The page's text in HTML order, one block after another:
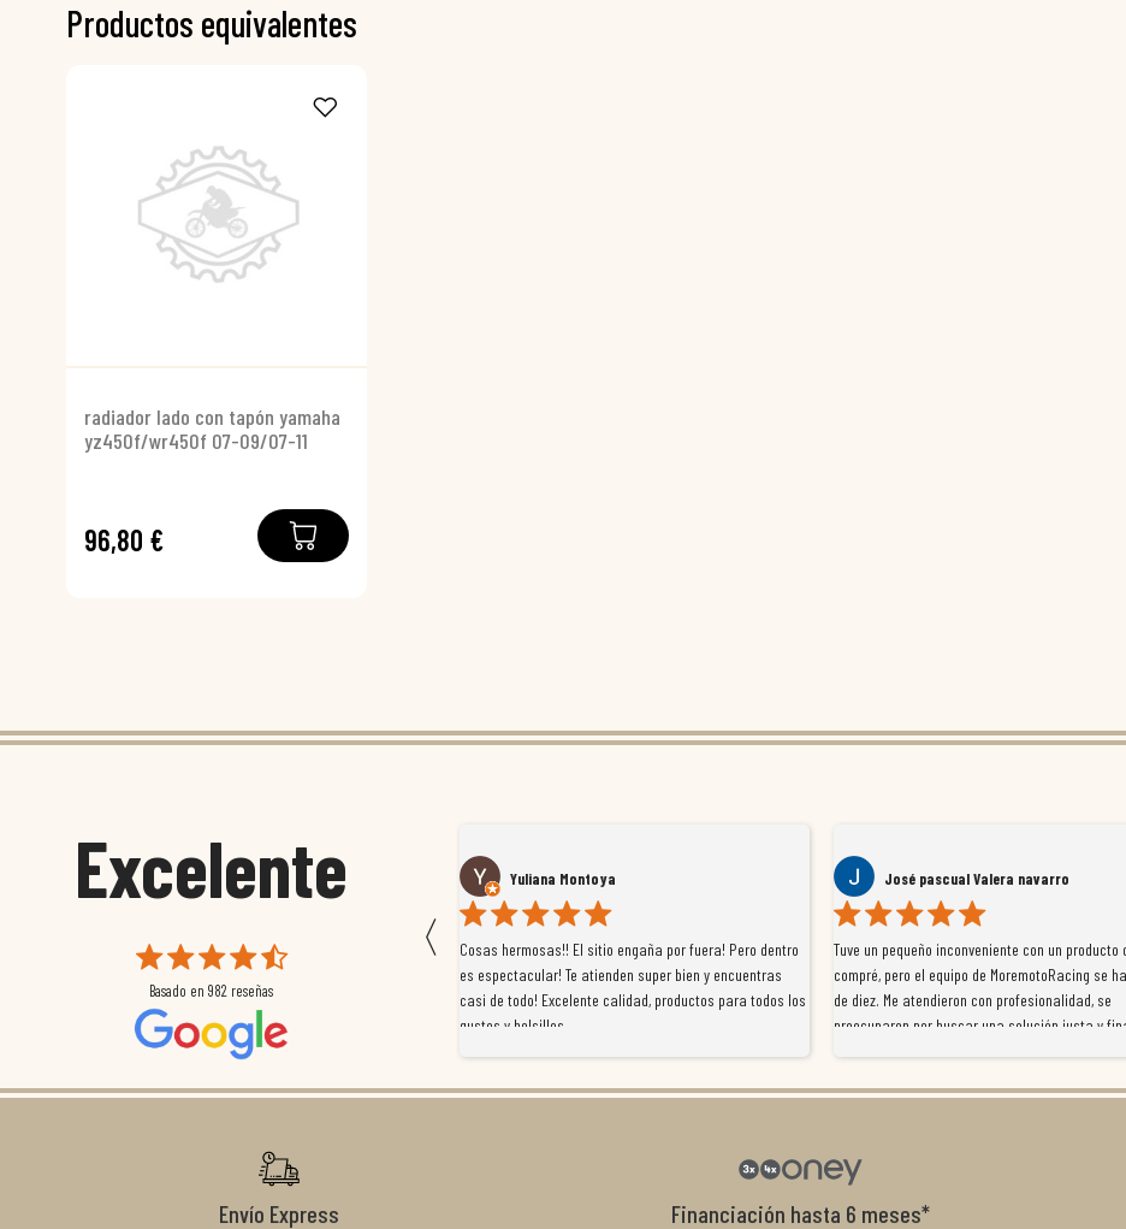
Productos equivalentes
radiador lado con tapón yamaha
yz450f/wr450f 07-09/07-11
96,80 €
Excelente
Basado en 982 reseñas
〈
Susana García Luis
Magnífica atención al cliente. Tuvimos un pequeño
retraso en el pedido y desde el minuto uno se
preocuparon por ayudarnos en todo. Gracias a Sergio,
magnífico gestor... atento, amable, un servicio de 10.
Gracias de nuevo por todo!
Yuliana Montoya
Cosas hermosas!! El sitio engaña por fuera! Pero dentro
es espectacular! Te atienden super bien y encuentras
casi de todo! Excelente calidad, productos para todos los
gustos y bolsillos
José pascual Valera navarro
Tuve un pequeño inconveniente con un producto
compré, pero el equipo de MoremotoRacing se
de diez. Me atendieron con profesionalidad, se
preocuparon por buscar una solución justa y
con el cliente, y me ofrecieron unas condiciones
Envío Express Financiación hasta 6 meses*